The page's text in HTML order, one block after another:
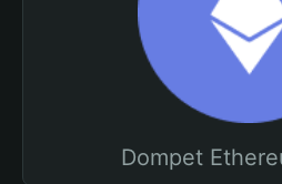
Dompet